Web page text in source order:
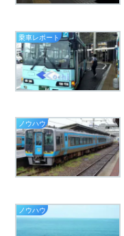
乗車レポート
ノウハウ
ノウハウ